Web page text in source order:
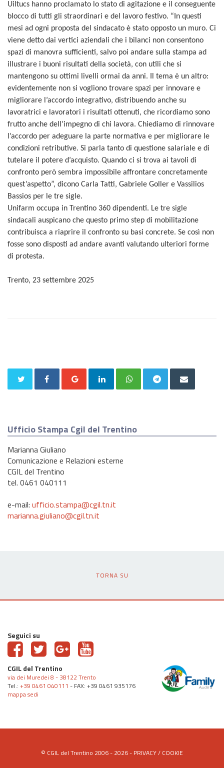
Uiltucs hanno proclamato lo stato di agitazione e il conseguente
blocco di tutti gli straordinari e del lavoro festivo. “In questi
mesi ad ogni proposta del sindacato è stato opposto un muro. Ci
viene detto dai vertici aziendali che i bilanci non consentono
spazi di manovra sufficienti, salvo poi andare sulla stampa ad
illustrare i buoni risultati della società, con utili che si
mantengono su ottimi livelli ormai da anni. Il tema è un altro:
evidentemente non si vogliono trovare spazi per innovare e
migliorare l’accordo integrativo, distribuendo anche su
lavoratrici e lavoratori i risultati ottenuti, che ricordiamo sono
frutto anche dell’impegno di chi lavora. Chiediamo di rinnovare
l’accordo per adeguare la parte normativa e per migliorare le
condizioni retributive. Si parla tanto di questione salariale e di
tutelare il potere d’acquisto. Quando ci si trova ai tavoli di
confronto però sembra impossibile affrontare concretamente
quest’aspetto”, dicono Carla Tatti, Gabriele Goller e Vassilios
Bassios per le tre sigle.
Unifarm occupa in Trentino 360 dipendenti. Le tre sigle
sindacali auspicano che questo primo step di mobilitazione
contribuisca a riaprire il confronto su basi concrete. Se così non
fosse sono disposti ad andare avanti valutando ulteriori forme
di protesta.
Trento, 23 settembre 2025
Ufficio Stampa Cgil del Trentino
Marianna Giuliano
Comunicazione e Relazioni esterne
CGIL del Trentino
tel. 0461 040111
e-mail: ufficio.stampa@cgil.tn.it
marianna.giuliano@cgil.tn.it
TORNA SU
Seguici su
CGIL del Trentino
via dei Muredei 8 - 38122 Trento
Tel.: +39 0461 040111 - FAX: +39 0461 935176
mappa sedi
© CGIL del Trentino 2006 - 2026 - PRIVACY/ COOKIE